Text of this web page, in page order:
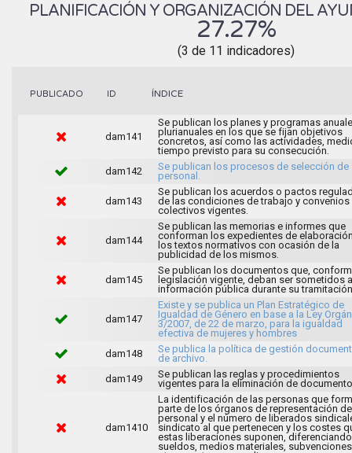
PLANIFICACIÓN Y ORGANIZACIÓN DEL
27.27%
(3 de 11 indicadores)
PUBLICADO ID ÍNDICE
dam141
Se publican los planes y programas
plurianuales en los que se fijan objetivos
concretos, así como las actividades,
tiempo previsto para su consecución.
dam142
Se publican los procesos de selección de
personal.
dam143
Se publican los acuerdos o pactos
de las condiciones de trabajo y convenios
colectivos vigentes.
dam144
Se publican las memorias e informes que
conforman los expedientes de
los textos normativos con ocasión de la
publicidad de los mismos.
dam145
Se publican los documentos que,
legislación vigente, deban ser sometidos a
información pública durante su
dam147
Existe y se publica un Plan Estratégico de
Igualdad de Género en base a la Ley
3/2007, de 22 de marzo, para la igualdad
efectiva de mujeres y hombres
dam148
Se publica la política de gestión
de archivo.
dam149
Se publican las reglas y procedimientos
vigentes para la eliminación de
dam1410
La identificación de las personas que
parte de los órganos de representación
personal y el número de liberados
sindicato al que pertenecen y los costes
estas liberaciones suponen, diferenciando
sueldos, medios materiales,